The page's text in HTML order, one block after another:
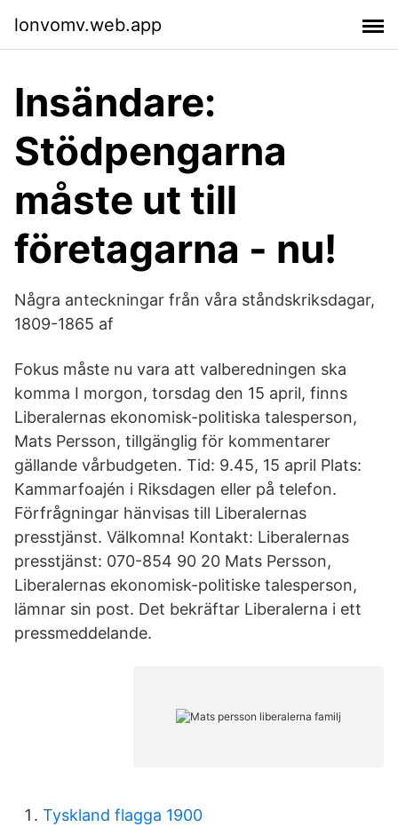
lonvomv.web.app
Insändare:
Stödpengarna
måste ut till
företagarna - nu!
Några anteckningar från våra ståndskriksdagar,
1809-1865 af
Fokus måste nu vara att valberedningen ska
komma I morgon, torsdag den 15 april, finns
Liberalernas ekonomisk-politiska talesperson,
Mats Persson, tillgänglig för kommentarer
gällande vårbudgeten. Tid: 9.45, 15 april Plats:
Kammarfoajén i Riksdagen eller på telefon.
Förfrågningar hänvisas till Liberalernas
presstjänst. Välkomna! Kontakt: Liberalernas
presstjänst: 070-854 90 20 Mats Persson,
Liberalernas ekonomisk-politiske talesperson,
lämnar sin post. Det bekräftar Liberalerna i ett
pressmeddelande.
Tyskland flagga 1900